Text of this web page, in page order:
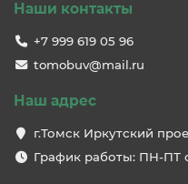
Наши контакты
+7 999 619 05 96
tomobuv@mail.ru
Наш адрес
г.Томск Иркутский
График работы: ПН-ПТ